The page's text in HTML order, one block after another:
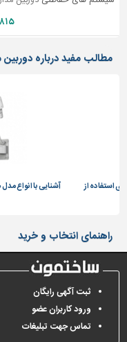
مطالب مفید درباره
استفاده از
آشنایی با انواع
راهنمای انتخاب و خرید
ثبت آگهی رایگان
ورود کاربران عضو
تماس جهت تبلیغات